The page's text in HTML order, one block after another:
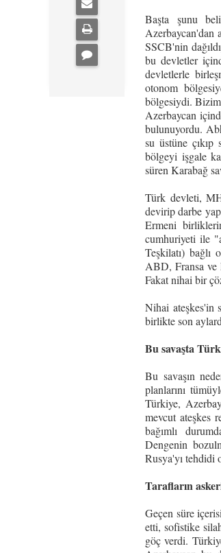
Başta şunu
Azerbaycan'dan
SSCB'nin
bu devletler
devletlerle
otonom
bölgesiydi.
Azerbaycan
bulunuyordu.
su üstüne çıkıp
bölgeyi işgale
süren Karabağ
Türk devleti,
devirip darbe
Ermeni
cumhuriyeti ile
Teşkilatı) bağlı
ABD, Fransa ve
Fakat nihai bir
Nihai ateşkes'in
birlikte son
Bu savaşta
Bu savaşın
planlarını
Türkiye,
mevcut ateşkes
bağımlı
Dengenin
Rusya'yı tehdidi
Tarafların
Geçen süre
etti, sofistike
göç verdi.